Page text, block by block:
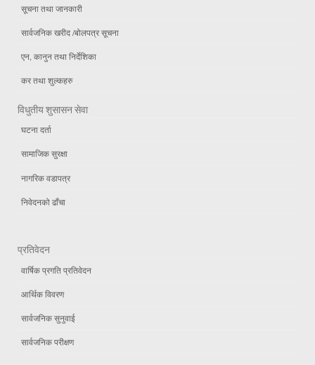
सूचना तथा जानकारी
सार्वजनिक खरीद /बोलपत्र सूचना
एन, कानुन तथा निर्देशिका
कर तथा शुल्कहरु
विधुतीय शुसासन सेवा
घटना दर्ता
सामाजिक सुरक्षा
नागरिक वडापत्र
निवेदनको ढाँचा
प्रतिवेदन
वार्षिक प्रगति प्रतिवेदन
आर्थिक विवरण
सार्वजनिक सुनुवाई
सार्वजनिक परीक्षण